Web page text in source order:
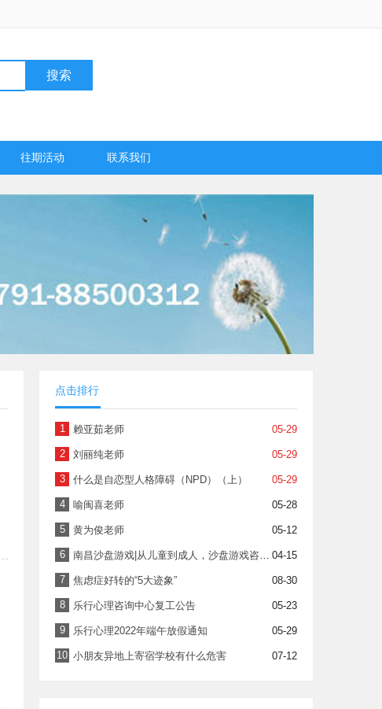
搜索
往期活动 联系我们
点击排行
1 05-29
赖亚茹老师
2 05-29
刘丽纯老师
3 05-29
什么是自恋型人格障碍（NPD）（上）
4 05-28
喻闽喜老师
5 05-12
黄为俊老师
6 04-15
南昌沙盘游戏|从儿童到成人，沙盘游戏咨询中常见的十个问题（下）
7 08-30
焦虑症好转的“5大迹象”​
8 05-23
乐行心理咨询中心复工公告
9 05-29
乐行心理2022年端午放假通知
10 07-12
小朋友异地上寄宿学校有什么危害